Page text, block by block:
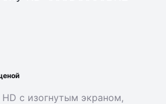
с изогнутым экраном,